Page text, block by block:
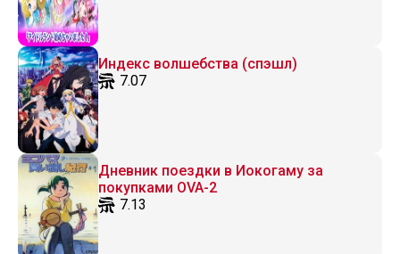
Индекс волшебства (спэшл)
7.07
Дневник поездки в Иокогаму за
покупками OVA-2
7.13